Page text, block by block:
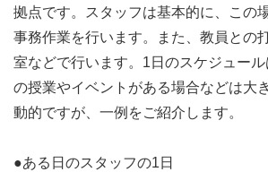
拠点です。スタッフは基本的に、この
事務作業を行います。また、教員との
室などで行います。1日のスケジュー
の授業やイベントがある場合などは大
動的ですが、一例をご紹介します。
●ある日のスタッフの1日